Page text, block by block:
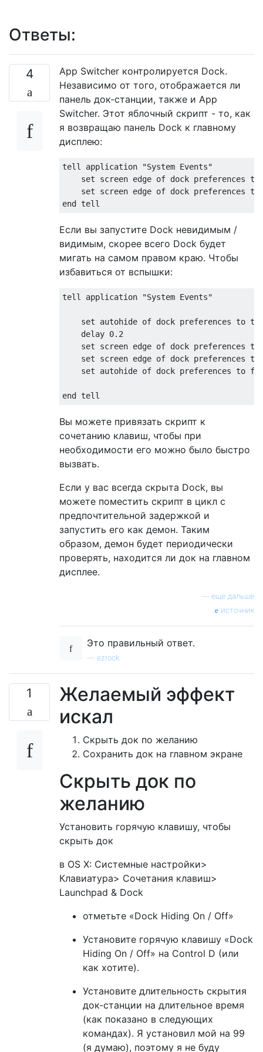
Ответы:
4
App Switcher контролируется Dock.
Независимо от того, отображается ли
панель док-станции, также и App
Switcher. Этот яблочный скрипт - то, как
я возвращаю панель Dock к главному
дисплею:
tell application "System Events"
set screen edge of dock preferences to
set screen edge of dock preferences to
Если вы запустите Dock невидимым /
видимым, скорее всего Dock будет
мигать на самом правом краю. Чтобы
избавиться от вспышки:
tell application "System Events"
set autohide of dock preferences to
    delay 0.2
set screen edge of dock preferences to
set screen edge of dock preferences to
set autohide of dock preferences to
Вы можете привязать скрипт к
сочетанию клавиш, чтобы при
необходимости его можно было быстро
вызвать.
Если у вас всегда скрыта Dock, вы
можете поместить скрипт в цикл с
предпочтительной задержкой и
запустить его как демон. Таким
образом, демон будет периодически
проверять, находится ли док на главном
дисплее.
еще дальше
источник
Это правильный ответ.
ezrock
1
Желаемый эффект
искал
Скрыть док по желанию
Сохранить док на главном экране
Скрыть док по
желанию
Установить горячую клавишу, чтобы
скрыть док
в OS X: Системные настройки>
Клавиатура> Сочетания клавиш>
Launchpad & Dock
отметьте «Dock Hiding On / Off»
Установите горячую клавишу «Dock
Hiding On / Off» на Control D (или
как хотите).
Установите длительность скрытия
док-станции на длительное время
(как показано в следующих
командах). Я установил мой на 99
(я думаю), поэтому я не буду